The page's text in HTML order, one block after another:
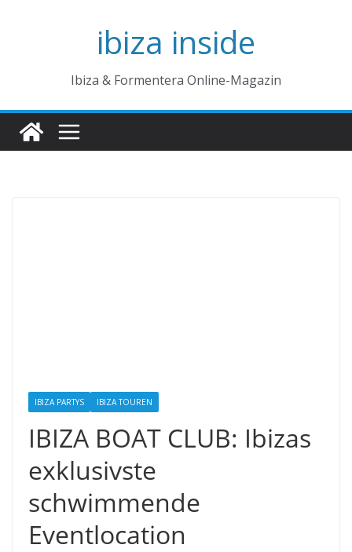
ibiza inside
Ibiza & Formentera Online-Magazin
IBIZA PARTYS IBIZA TOUREN
IBIZA BOAT CLUB: Ibizas
exklusivste
schwimmende
Eventlocation